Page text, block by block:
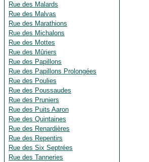
Rue des Malards
Rue des Malvas
Rue des Marathions
Rue des Michalons
Rue des Mottes
Rue des Mûriers
Rue des Papillons
Rue des Papillons Prolongées
Rue des Poulies
Rue des Poussaudes
Rue des Pruniers
Rue des Puits Aaron
Rue des Quintaines
Rue des Renardières
Rue des Repentirs
Rue des Six Septrées
Rue des Tanneries